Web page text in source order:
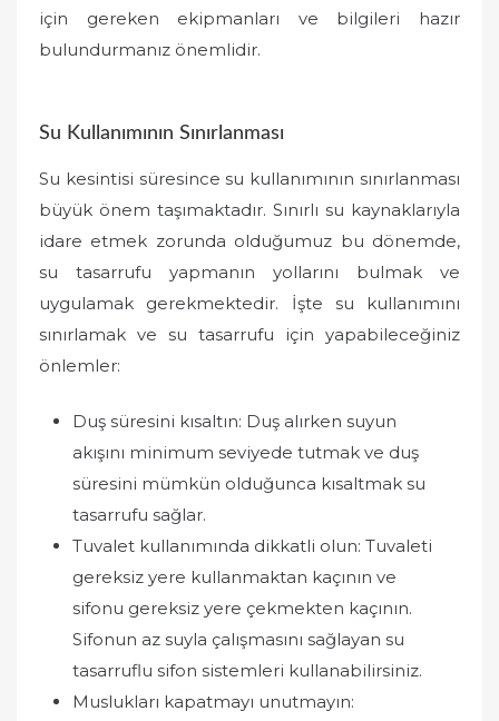
için gereken ekipmanları ve bilgileri hazır
bulundurmanız önemlidir.
Su Kullanımının Sınırlanması
Su kesintisi süresince su kullanımının sınırlanması
büyük önem taşımaktadır. Sınırlı su kaynaklarıyla
idare etmek zorunda olduğumuz bu dönemde,
su tasarrufu yapmanın yollarını bulmak ve
uygulamak gerekmektedir. İşte su kullanımını
sınırlamak ve su tasarrufu için yapabileceğiniz
önlemler:
Duş süresini kısaltın: Duş alırken suyun
akışını minimum seviyede tutmak ve duş
süresini mümkün olduğunca kısaltmak su
tasarrufu sağlar.
Tuvalet kullanımında dikkatli olun: Tuvaleti
gereksiz yere kullanmaktan kaçının ve
sifonu gereksiz yere çekmekten kaçının.
Sifonun az suyla çalışmasını sağlayan su
tasarruflu sifon sistemleri kullanabilirsiniz.
Muslukları kapatmayı unutmayın: